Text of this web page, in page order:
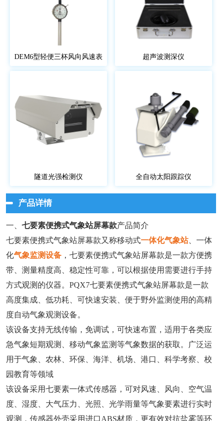
DEM6型轻便三杯风向风速表 超声波测深仪
隧道光强检测仪 全自动太阳跟踪仪
产品详情
一、 七要素便携式气象站屏幕款产品简介
七要素便携式气象站屏幕款又称移动式一体化气象站、一体
化气象监测设备 ，七要素便携式气象站屏幕款是一款方便携
带、测量精度高、稳定性可靠，可以根据使用需要进行手持
方式观测的仪器。PQX7七要素便携式气象站屏幕款是一款
高度集成、低功耗、可快速安装、便于野外监测使用的高精
度自动气象观测设备。
该设备支持无线传输，免调试，可快速布置，适用于各类应
急气象短期观测、移动气象监测等气象数据的获取。广泛运
用于气象、农林、环保、海洋、机场、港口、科学考察、校
园教育等领域
该设备采用七要素一体式传感器，可对风速、风向、空气温
度、湿度、大气压力、光照、光学雨量等气象要素进行实时
观测，传感器外壳采用进口ABS材质，更有效对抗盐雾等环